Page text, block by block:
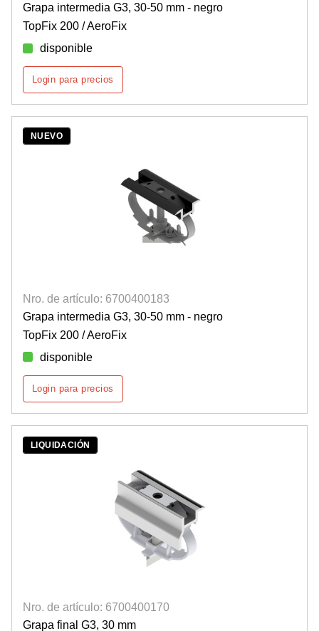
Grapa intermedia G3, 30-50 mm - negro
TopFix 200 / AeroFix
disponible
Login para precios
NUEVO
Nro. de artículo: 6700400183
Grapa intermedia G3, 30-50 mm - negro
TopFix 200 / AeroFix
disponible
Login para precios
LIQUIDACIÓN
Nro. de artículo: 6700400170
Grapa final G3, 30 mm